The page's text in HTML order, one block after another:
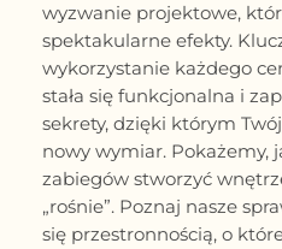
wyzwanie projektowe,
spektakularne efekty.
wykorzystanie każdego
stała się funkcjonalna i
sekrety, dzięki którym
nowy wymiar. Pokażemy,
zabiegów stworzyć
„rośnie”. Poznaj nasze
się przestronnością, o